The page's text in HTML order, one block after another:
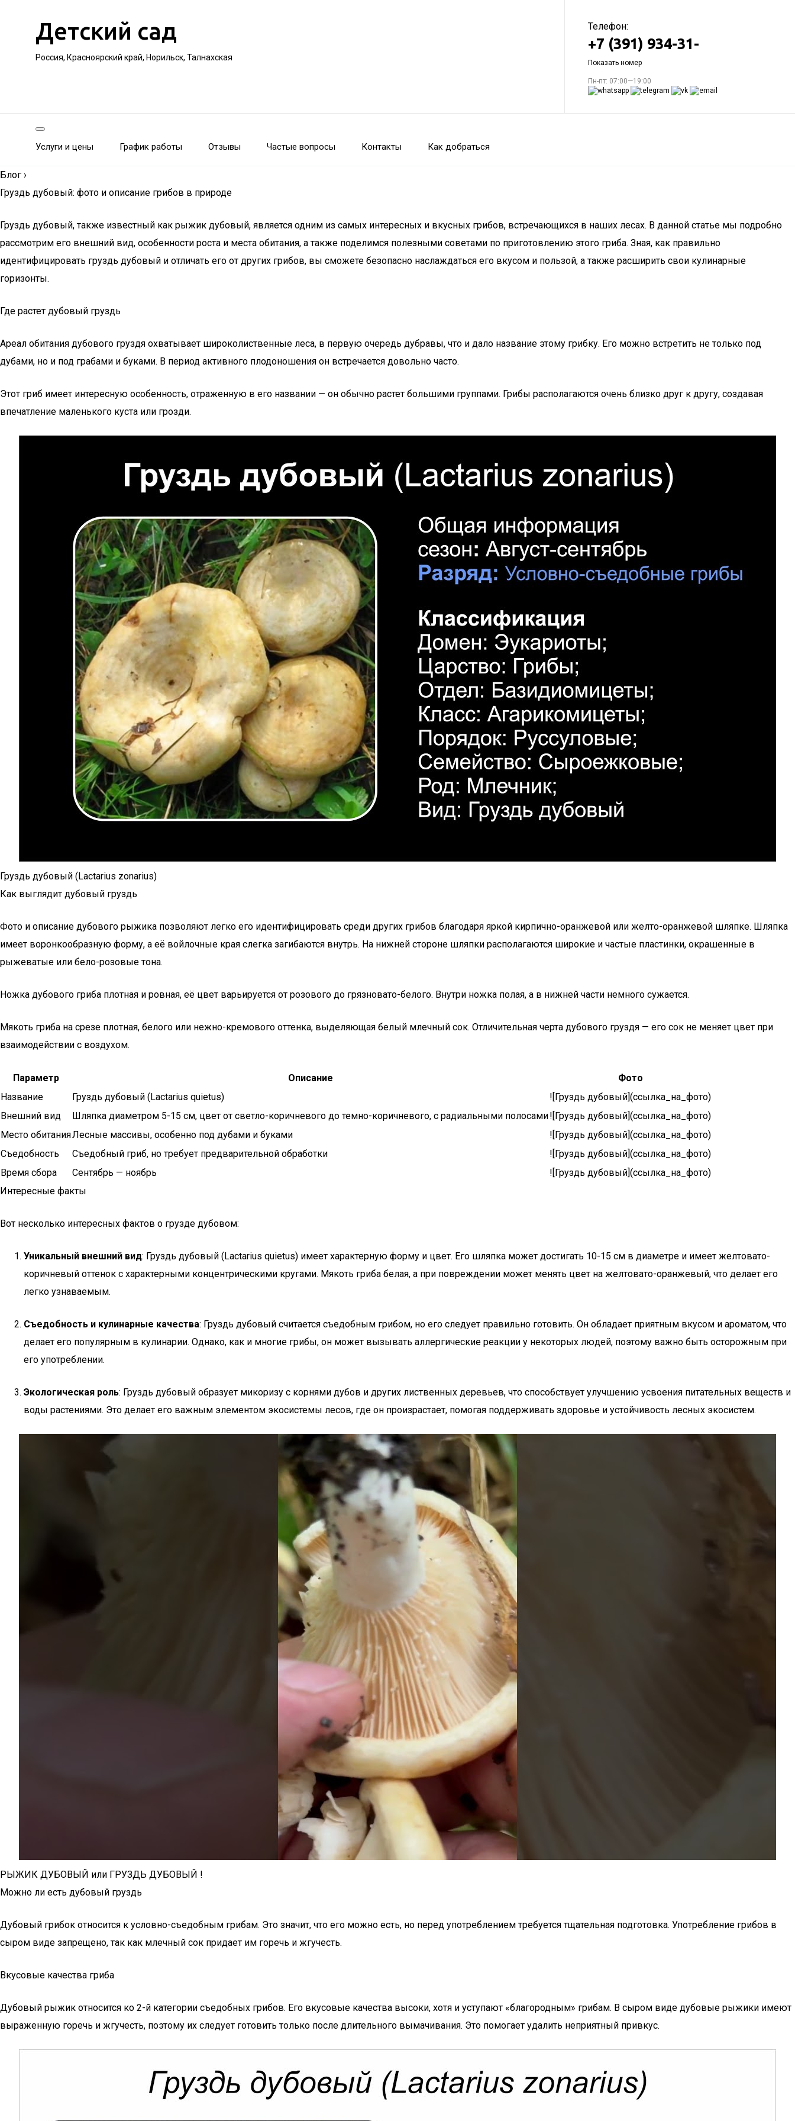
Детский сад
Россия, Красноярский край, Норильск, Талнахская
Телефон:
+7 (391) 934-31-
Показать номер
Пн-пт: 07:00—19:00
Услуги и цены График работы Отзывы Частые вопросы Контакты Как добраться
Блог ›
Груздь дубовый: фото и описание грибов в природе
Груздь дубовый, также известный как рыжик дубовый, является одним из самых интересных и вкусных грибов, встречающихся в наших лесах. В данной статье мы подробно
рассмотрим его внешний вид, особенности роста и места обитания, а также поделимся полезными советами по приготовлению этого гриба. Зная, как правильно
идентифицировать груздь дубовый и отличать его от других грибов, вы сможете безопасно наслаждаться его вкусом и пользой, а также расширить свои кулинарные
горизонты.
Где растет дубовый груздь
Ареал обитания дубового груздя охватывает широколиственные леса, в первую очередь дубравы, что и дало название этому грибку. Его можно встретить не только под
дубами, но и под грабами и буками. В период активного плодоношения он встречается довольно часто.
Этот гриб имеет интересную особенность, отраженную в его названии — он обычно растет большими группами. Грибы располагаются очень близко друг к другу, создавая
впечатление маленького куста или грозди.
Груздь дубовый (Lactarius zonarius)
Как выглядит дубовый груздь
Фото и описание дубового рыжика позволяют легко его идентифицировать среди других грибов благодаря яркой кирпично-оранжевой или желто-оранжевой шляпке. Шляпка
имеет воронкообразную форму, а её войлочные края слегка загибаются внутрь. На нижней стороне шляпки располагаются широкие и частые пластинки, окрашенные в
рыжеватые или бело-розовые тона.
Ножка дубового гриба плотная и ровная, её цвет варьируется от розового до грязновато-белого. Внутри ножка полая, а в нижней части немного сужается.
Мякоть гриба на срезе плотная, белого или нежно-кремового оттенка, выделяющая белый млечный сок. Отличительная черта дубового груздя — его сок не меняет цвет при
взаимодействии с воздухом.
Параметр Описание
Фото
Название
Груздь дубовый (Lactarius quietus)
![Груздь дубовый](ссылка_на_фото)
Внешний вид
Шляпка диаметром 5-15 см, цвет от светло-коричневого до темно-коричневого, с радиальными полосами![Груздь дубовый](ссылка_на_фото)
Место обитанияЛесные массивы, особенно под дубами и буками
![Груздь дубовый](ссылка_на_фото)
Съедобность
Съедобный гриб, но требует предварительной обработки
![Груздь дубовый](ссылка_на_фото)
Время сбора
Сентябрь — ноябрь
![Груздь дубовый](ссылка_на_фото)
Интересные факты
Вот несколько интересных фактов о грузде дубовом:
Уникальный внешний вид: Груздь дубовый (Lactarius quietus) имеет характерную форму и цвет. Его шляпка может достигать 10-15 см в диаметре и имеет желтовато-
коричневый оттенок с характерными концентрическими кругами. Мякоть гриба белая, а при повреждении может менять цвет на желтовато-оранжевый, что делает его
легко узнаваемым.
Съедобность и кулинарные качества: Груздь дубовый считается съедобным грибом, но его следует правильно готовить. Он обладает приятным вкусом и ароматом, что
делает его популярным в кулинарии. Однако, как и многие грибы, он может вызывать аллергические реакции у некоторых людей, поэтому важно быть осторожным при
его употреблении.
Экологическая роль: Груздь дубовый образует микоризу с корнями дубов и других лиственных деревьев, что способствует улучшению усвоения питательных веществ и
воды растениями. Это делает его важным элементом экосистемы лесов, где он произрастает, помогая поддерживать здоровье и устойчивость лесных экосистем.
РЫЖИК ДУБОВЫЙ или ГРУЗДЬ ДУБОВЫЙ !
Можно ли есть дубовый груздь
Дубовый грибок относится к условно-съедобным грибам. Это значит, что его можно есть, но перед употреблением требуется тщательная подготовка. Употребление грибов в
сыром виде запрещено, так как млечный сок придает им горечь и жгучесть.
Вкусовые качества гриба
Дубовый рыжик относится ко 2-й категории съедобных грибов. Его вкусовые качества высоки, хотя и уступают «благородным» грибам. В сыром виде дубовые рыжики имеют
выраженную горечь и жгучесть, поэтому их следует готовить только после длительного вымачивания. Это помогает удалить неприятный привкус.